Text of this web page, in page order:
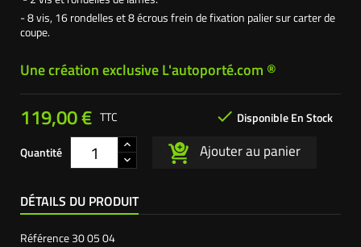
- 8 vis, 16 rondelles et 8 écrous frein de fixation palier sur carter de
coupe.
Une création exclusive L'autoporté.com ®
119,00 €  Disponible En Stock
TTC
Quantité Ajouter au panier
DÉTAILS DU PRODUIT
Référence30 05 04